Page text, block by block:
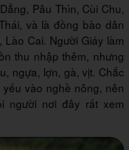
Pâu Thìn, Cùi Chu,
và là đồng bào dân
Lào Cai. Người Giáy làm
thu nhập thêm, nhưng
ngựa, lợn, gà, vịt. Chắc
vào nghề nông, nên
người nơi đây rất xem